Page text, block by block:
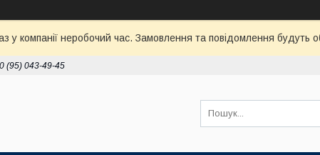
у компанії неробочий час. Замовлення та повідомлення
(95) 043-49-45